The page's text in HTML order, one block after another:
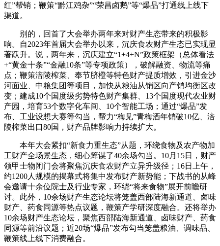
红”帮销；鞭策“黔江鸡杂”“荣昌卤鹅”等“爆品”打通线上线下
渠道。
别的，回首了大会举办两年来对财产生态带来的积极影
响。自2023年首届大会举办以来，沉庆食农财产生态已实现显
著跃升。说，两年来，沉庆建立“1+4+N”政策框架（总体看法
+“黄金十条”“金融10条”等专项政策），破解融资、物流等痛
点；鞭策涪陵榨菜、奉节脐橙等特色财产提质增效，引进金沙
河面业、中粮集团等项目，加快从粮油从销区向产销均衡区改
变；建成10个国度级劣势特色财产集群、13个国度现代农业财
产园，培育53个数字化车间、10个智能工场；通过“爆品”发
布、工业设想大赛等勾当，帮力“梅见”青梅酒年销破10亿、涪
陵榨菜出口80国，财产品牌影响力持续扩大。
本年大会紧扣“新食力重生态”从题，环绕食物及农产物加
工财产全场景生态，细心筹谋了40余场勾当。10月15日，财产
领甲士物闭门会将聚焦沉庆食农财产立异升级径；16日上午，
约1200人规模的揭幕式将集中发布财产新势能；下战书的从峰
会邀请十余位院士及行业专家，环绕“将来食物”展开前瞻研
讨。此外，10余场财产生态论坛将笼盖西部陆海新通道、卤味
财产、药食同源等热点议题，鞭策产学研深度融合。还将举办
10余场财产生态论坛，聚焦西部陆海新通道、卤味财产、药食
同源等前沿议题；近20场“爆品”发布勾当笼盖粮油、调味品、
鞭策线上线下消费融合。